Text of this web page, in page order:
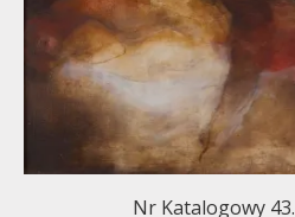
Nr Katalogowy 43.